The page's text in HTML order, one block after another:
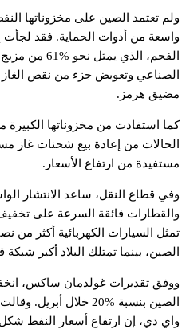
ولم تعتمد الصين على مخزوناتها
واسعة من أدوات الحماية. فقد لجأت
الفحم، الذي يمثل نحو 61% من مزيج
الصناعي وتعويض جزء من نقص الغاز
مضيق هرمز.
كما استفادت من مخزوناتها الكبيرة
الحالات من إعادة بيع شحنات غاز
مستفيدة من ارتفاع الأسعار.
وفي قطاع النقل، ساعد الانتشار
والقطارات فائقة السرعة على تخفيف
تمثل السيارات الكهربائية أكثر من
الصين، بينما تمتلك البلاد أكبر شبكة
ووفق تقديرات غولدمان ساكس،
الصين بنسبة 20% خلال أبريل. وقالت
واي دي، إن ارتفاع أسعار النفط شكل